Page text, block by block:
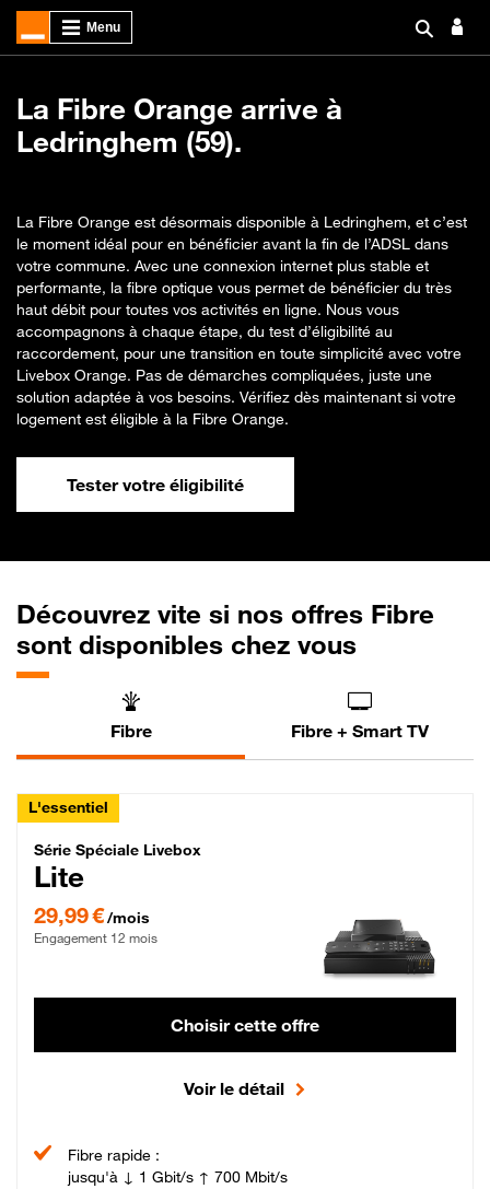
La Fibre Orange arrive à
Ledringhem (59).
La Fibre Orange est désormais disponible à Ledringhem, et c’est
le moment idéal pour en bénéficier avant la fin de l’ADSL dans
votre commune. Avec une connexion internet plus stable et
performante, la fibre optique vous permet de bénéficier du très
haut débit pour toutes vos activités en ligne. Nous vous
accompagnons à chaque étape, du test d’éligibilité au
raccordement, pour une transition en toute simplicité avec votre
Livebox Orange. Pas de démarches compliquées, juste une
solution adaptée à vos besoins. Vérifiez dès maintenant si votre
logement est éligible à la Fibre Orange.
Tester votre éligibilité
Découvrez vite si nos offres Fibre
sont disponibles chez vous
Fibre Fibre + Smart TV
L'essentiel
Série Spéciale Livebox Lite Fibre
Série Spéciale Livebox
Lite
29,99 €/mois
Engagement 12 mois
Choisir cette offre
Voir le détail
Fibre rapide :
jusqu'à ↓ 1 Gbit/s ↑ 700 Mbit/s